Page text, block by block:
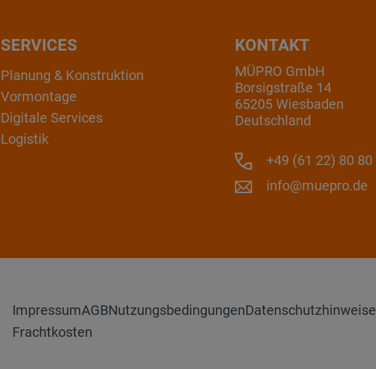
KONTAKT
MÜPRO GmbH
Borsigstraße 14
65205 Wiesbaden
Deutschland
+49 (61 22) 80 80
info@muepro.de
SERVICES
Planung & Konstruktion
Vormontage
Digitale Services
Logistik
ImpressumAGBNutzungsbedingungenDatenschutzhinweise
Frachtkosten